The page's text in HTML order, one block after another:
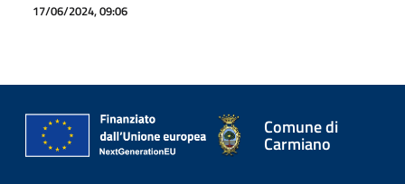
17/06/2024, 09:06
Comune di
Carmiano